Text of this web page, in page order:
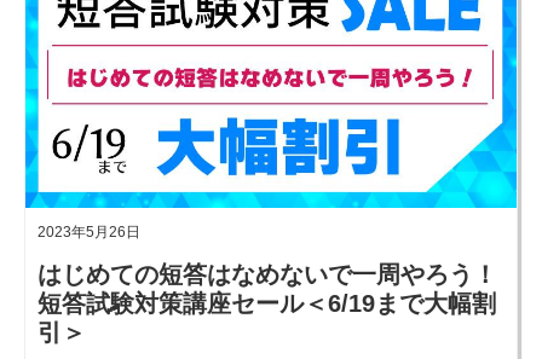
2023年5月26日
はじめての短答はなめないで一周やろう！
短答試験対策講座セール＜6/19まで大幅割
引＞